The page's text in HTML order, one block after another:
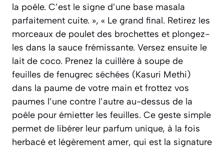
la poêle. C’est le signe d’une base masala
parfaitement cuite. », « Le grand final. Retirez les
morceaux de poulet des brochettes et plongez-
les dans la sauce frémissante. Versez ensuite le
lait de coco. Prenez la cuillère à soupe de
feuilles de fenugrec séchées (Kasuri Methi)
dans la paume de votre main et frottez vos
paumes l’une contre l’autre au-dessus de la
poêle pour émietter les feuilles. Ce geste simple
permet de libérer leur parfum unique, à la fois
herbacé et légèrement amer, qui est la signature